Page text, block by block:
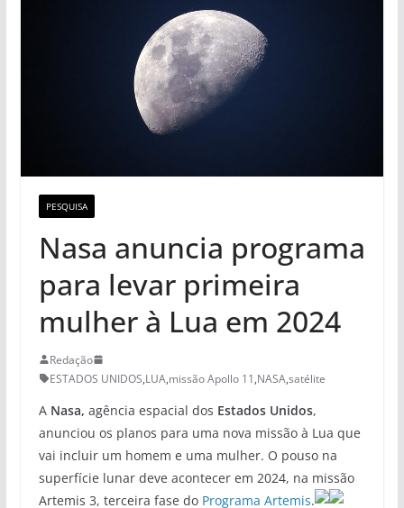
PESQUISA
Nasa anuncia programa
para levar primeira
mulher à Lua em 2024
Redação
ESTADOS UNIDOS,LUA,missão Apollo 11,NASA,satélite
A Nasa, agência espacial dos Estados Unidos,
anunciou os planos para uma nova missão à Lua que
vai incluir um homem e uma mulher. O pouso na
superfície lunar deve acontecer em 2024, na missão
Artemis 3, terceira fase do Programa Artemis.